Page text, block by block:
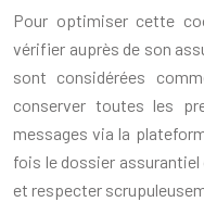
Pour optimiser cette
vérifier auprès de son
sont considérées
conserver toutes les
messages via la
fois le dossier
et respecter